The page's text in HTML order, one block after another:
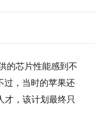
的芯片性能感到不
过，当时的苹果还
才，该计划最终只